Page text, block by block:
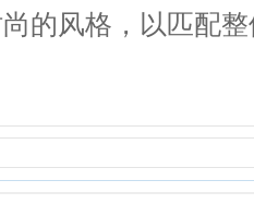
的风格，以匹配